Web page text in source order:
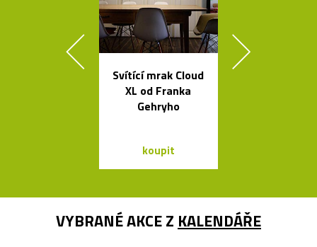
Svítící mrak Cloud
XL od Franka
Gehryho
koupit
VYBRANÉ AKCE Z KALENDÁŘE